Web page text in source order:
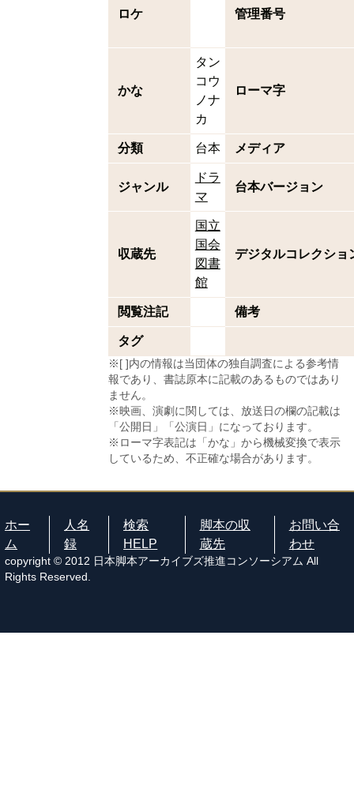
ロケ 管理番号
かな
タン
コウ
ノナ
カ
ローマ字
分類 台本 メディア
ジャンル
ドラ
マ
台本バージョン
収蔵先
国立
国会
図書
館
デジタルコレクショ
閲覧注記 備考
タグ
※[ ]内の情報は当団体の独自調査による参考情
報であり、書誌原本に記載のあるものではあり
ません。
※映画、演劇に関しては、放送日の欄の記載は
「公開日」「公演日」になっております。
※ローマ字表記は「かな」から機械変換で表示
しているため、不正確な場合があります。
ホー
ム
人名
録
検索
HELP
脚本の収
蔵先
お問い合
わせ
copyright © 2012 日本脚本アーカイブズ推進コンソーシアム All
Rights Reserved.